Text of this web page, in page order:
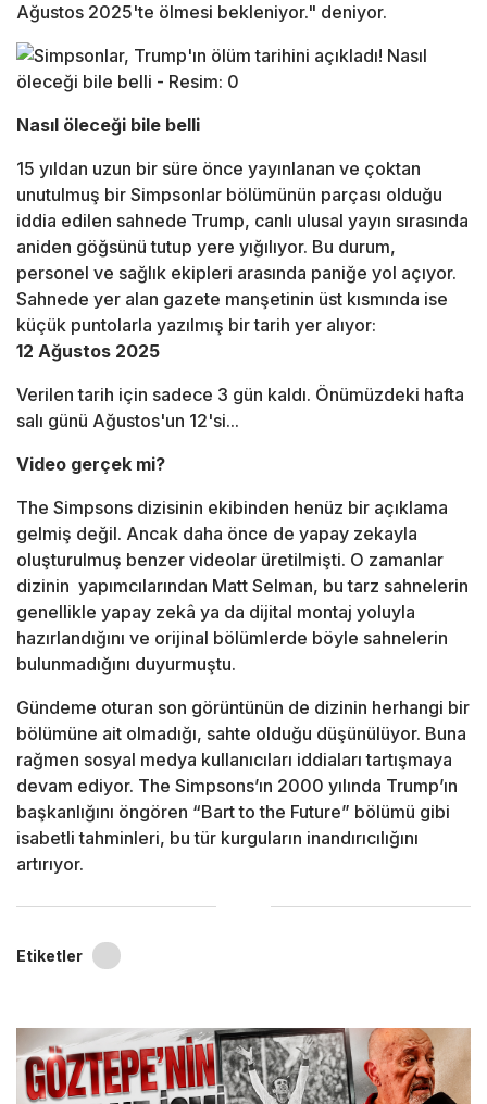
Ağustos 2025'te ölmesi bekleniyor." deniyor.
Nasıl öleceği bile belli
15 yıldan uzun bir süre önce yayınlanan ve çoktan
unutulmuş bir Simpsonlar bölümünün parçası olduğu
iddia edilen sahnede Trump, canlı ulusal yayın sırasında
aniden göğsünü tutup yere yığılıyor. Bu durum,
personel ve sağlık ekipleri arasında paniğe yol açıyor.
Sahnede yer alan gazete manşetinin üst kısmında ise
küçük puntolarla yazılmış bir tarih yer alıyor:
12 Ağustos 2025
Verilen tarih için sadece 3 gün kaldı. Önümüzdeki hafta
salı günü Ağustos'un 12'si...
Video gerçek mi?
The Simpsons dizisinin ekibinden henüz bir açıklama
gelmiş değil. Ancak daha önce de yapay zekayla
oluşturulmuş benzer videolar üretilmişti. O zamanlar
dizinin yapımcılarından Matt Selman, bu tarz sahnelerin
genellikle yapay zekâ ya da dijital montaj yoluyla
hazırlandığını ve orijinal bölümlerde böyle sahnelerin
bulunmadığını duyurmuştu.
Gündeme oturan son görüntünün de dizinin herhangi bir
bölümüne ait olmadığı, sahte olduğu düşünülüyor. Buna
rağmen sosyal medya kullanıcıları iddiaları tartışmaya
devam ediyor. The Simpsons’ın 2000 yılında Trump’ın
başkanlığını öngören “Bart to the Future” bölümü gibi
isabetli tahminleri, bu tür kurguların inandırıcılığını
artırıyor.
Etiketler